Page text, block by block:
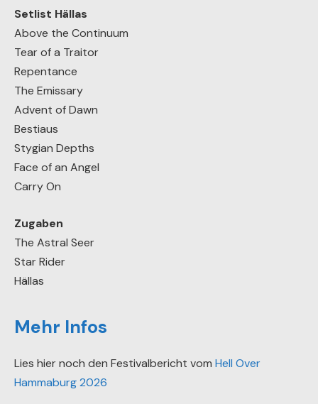
gut so.
Setlist Hällas
Above the Continuum
Tear of a Traitor
Repentance
The Emissary
Advent of Dawn
Bestiaus
Stygian Depths
Carry On
Zugaben
The Astral Seer
Mehr Infos